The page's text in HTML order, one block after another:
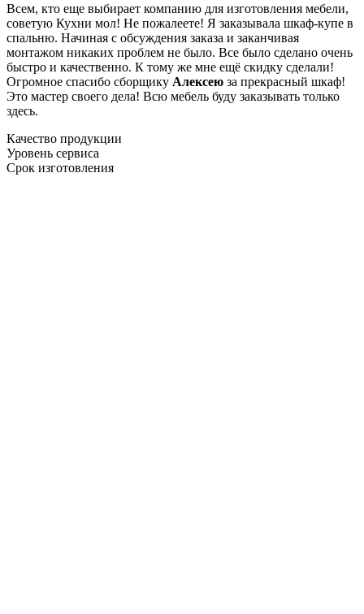
Всем, кто еще выбирает компанию для изготовления мебели,
советую Кухни мол! Не пожалеете! Я заказывала шкаф-купе в
спальню. Начиная с обсуждения заказа и заканчивая
монтажом никаких проблем не было. Все было сделано очень
быстро и качественно. К тому же мне ещё скидку сделали!
Огромное спасибо сборщику Алексею за прекрасный шкаф!
Это мастер своего дела! Всю мебель буду заказывать только
здесь.
Качество продукции
Уровень сервиса
Срок изготовления